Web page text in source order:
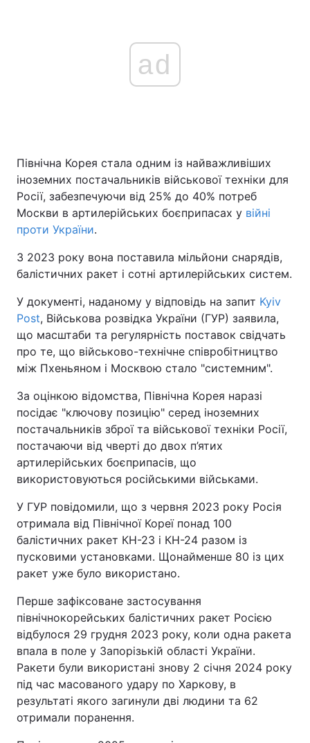
ad
Північна Корея стала одним із найважливіших
іноземних постачальників військової техніки для
Росії, забезпечуючи від 25% до 40% потреб
Москви в артилерійських боєприпасах у війні
проти України.
З 2023 року вона поставила мільйони снарядів,
балістичних ракет і сотні артилерійських систем.
У документі, наданому у відповідь на запит Kyiv
Post, Військова розвідка України (ГУР) заявила,
що масштаби та регулярність поставок свідчать
про те, що військово-технічне співробітництво
між Пхеньяном і Москвою стало "системним".
За оцінкою відомства, Північна Корея наразі
посідає "ключову позицію" серед іноземних
постачальників зброї та військової техніки Росії,
постачаючи від чверті до двох п’ятих
артилерійських боєприпасів, що
використовуються російськими військами.
У ГУР повідомили, що з червня 2023 року Росія
отримала від Північної Кореї понад 100
балістичних ракет КН-23 і КН-24 разом із
пусковими установками. Щонайменше 80 із цих
ракет уже було використано.
Перше зафіксоване застосування
північнокорейських балістичних ракет Росією
відбулося 29 грудня 2023 року, коли одна ракета
впала в поле у Запорізькій області України.
Ракети були використані знову 2 січня 2024 року
під час масованого удару по Харкову, в
результаті якого загинули дві людини та 62
отримали поранення.